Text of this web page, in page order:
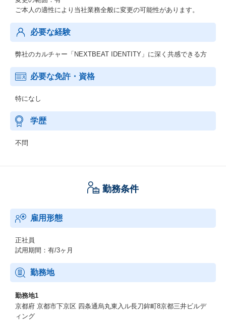
ご本人の適性により当社業務全般に変更の可能性があります。
必要な経験
弊社のカルチャー「NEXTBEAT IDENTITY」に深く共感できる方
必要な免許・資格
特になし
学歴
不問
勤務条件
雇用形態
正社員
試用期間：有/3ヶ月
勤務地
勤務地1
京都府 京都市下京区 四条通烏丸東入ル長刀鉾町8京都三井ビルデ
ィング